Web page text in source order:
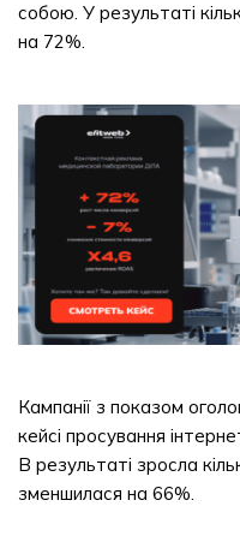
собою. У результаті
на 72%.
Кампанії з показом
кейсі просування
В результаті зросла
зменшилася на 66%.